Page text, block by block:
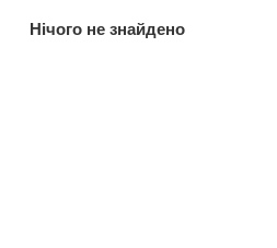
Нiчого не знайдено